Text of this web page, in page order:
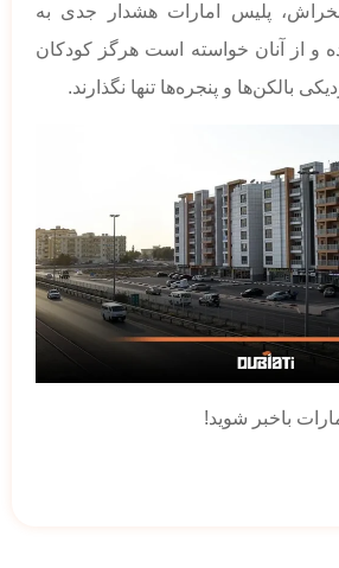
پلیس امارات هشدار جدی به
و از آنان خواسته است هرگز کودکان
بالکن‌ها و پنجره‌ها تنها نگذارند.
باخبر شوید!